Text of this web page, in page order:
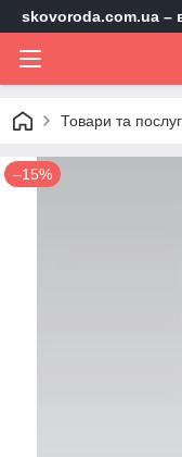
skovoroda.com.ua –
Товари та
–15%